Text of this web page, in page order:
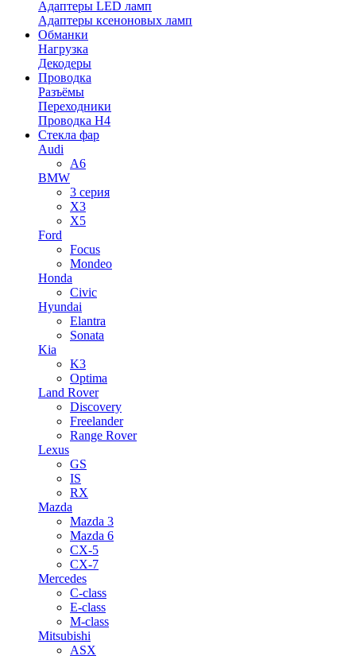
Адаптеры LED ламп
Адаптеры ксеноновых ламп
Обманки
Нагрузка
Декодеры
Проводка
Разъёмы
Переходники
Проводка H4
Стекла фар
Audi
A6
BMW
3 серия
X3
X5
Ford
Focus
Mondeo
Honda
Civic
Hyundai
Elantra
Sonata
Kia
K3
Optima
Land Rover
Discovery
Freelander
Range Rover
Lexus
GS
IS
RX
Mazda
Mazda 3
Mazda 6
CX-5
CX-7
Mercedes
C-class
E-class
M-class
Mitsubishi
ASX